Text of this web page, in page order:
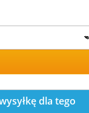
dla tego